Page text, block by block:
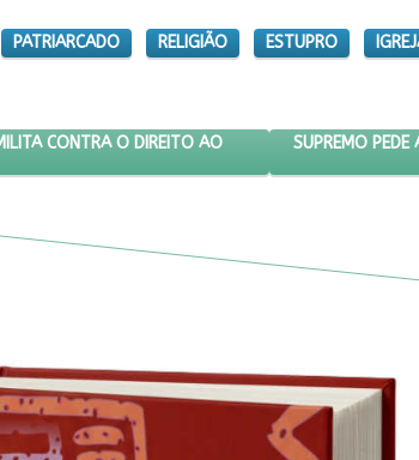
PATRIARCADO RELIGIÃO ESTUPRO
QUE MILITA CONTRA O DIREITO AO ABORTO
CONTRA O DIREITO AO
PRÓXIMO
SUPREMO